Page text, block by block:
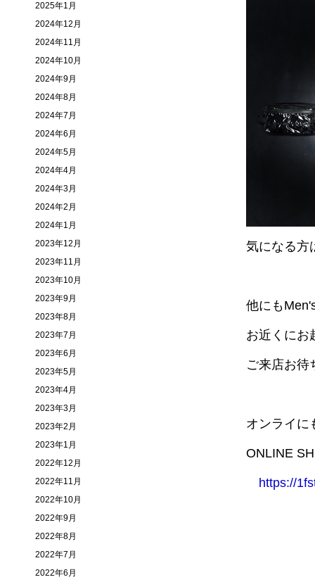
気になる方
他にも
お近くにお
ご来店お待
オンライに
ONLINE
https://
2025年1月
2024年12月
2024年11月
2024年10月
2024年9月
2024年8月
2024年7月
2024年6月
2024年5月
2024年4月
2024年3月
2024年2月
2024年1月
2023年12月
2023年11月
2023年10月
2023年9月
2023年8月
2023年7月
2023年6月
2023年5月
2023年4月
2023年3月
2023年2月
2023年1月
2022年12月
2022年11月
2022年10月
2022年9月
2022年8月
2022年7月
2022年6月